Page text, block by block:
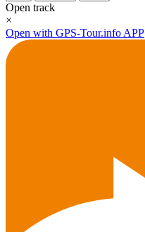
Open track
×
Open with GPS-Tour.info APP